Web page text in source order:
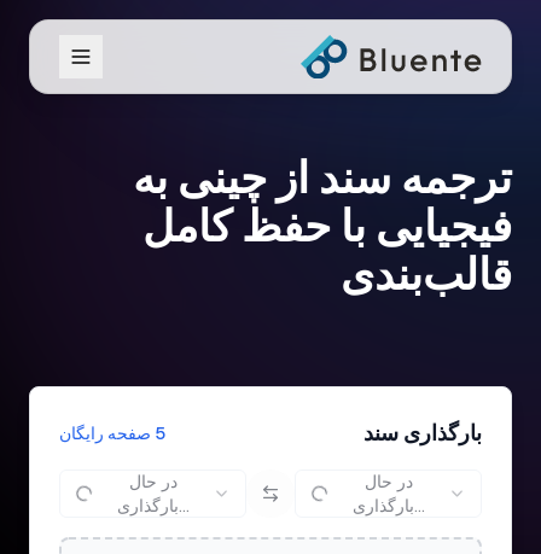
ترجمه سند از چینی به
فیجیایی با حفظ کامل
قالب‌بندی
بارگذاری سند 5 صفحه رایگان
در حال
بارگذاری...
در حال
بارگذاری...